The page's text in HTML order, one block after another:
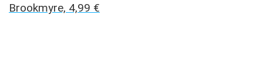
Brookmyre, 4,99 €